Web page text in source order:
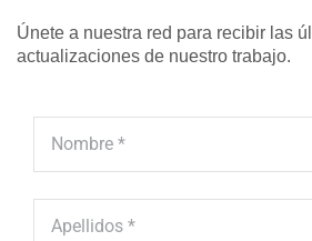
Únete a nuestra red para recibir las
actualizaciones de nuestro trabajo.